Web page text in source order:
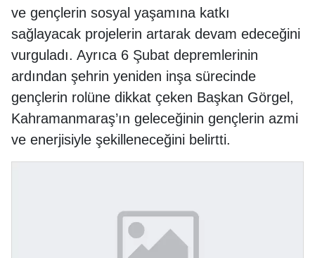
ve gençlerin sosyal yaşamına katkı
sağlayacak projelerin artarak devam edeceğini
vurguladı. Ayrıca 6 Şubat depremlerinin
ardından şehrin yeniden inşa sürecinde
gençlerin rolüne dikkat çeken Başkan Görgel,
Kahramanmaraş’ın geleceğinin gençlerin azmi
ve enerjisiyle şekilleneceğini belirtti.